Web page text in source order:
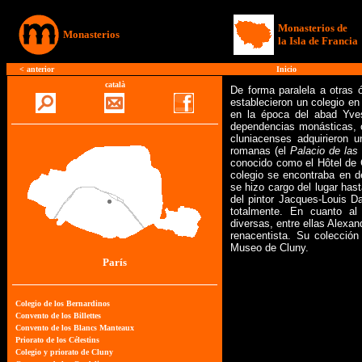
Monasterios
Monasterios de
la Isla de Francia
< anterior
Inicio
català
París
De forma paralela a otras
establecieron un colegio
en la época del abad
dependencias
cluniacenses adquirieron
romanas (elPalacio de las
conocido como el Hôtel
colegio se encontraba en
se hizo cargo del lugar
del pintor Jacques-Louis
totalmente. En cuanto
diversas, entre ellas
renacentista. Su
Museo de Cluny.